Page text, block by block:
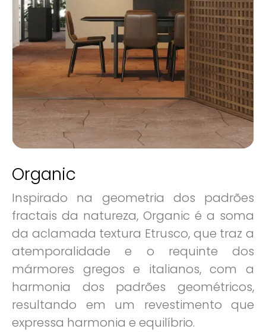
Organic
Inspirado na geometria dos padrões
fractais da natureza, Organic é a soma
da aclamada textura Etrusco, que traz a
atemporalidade e o requinte dos
mármores gregos e italianos, com a
harmonia dos padrões geométricos,
resultando em um revestimento que
expressa harmonia e equilíbrio.